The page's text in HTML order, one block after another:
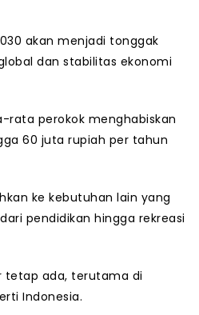
akan menjadi tonggak
dan stabilitas ekonomi
rata perokok menghabiskan
60 juta rupiah per tahun
ke kebutuhan lain yang
pendidikan hingga rekreasi
tetap ada, terutama di
Indonesia.